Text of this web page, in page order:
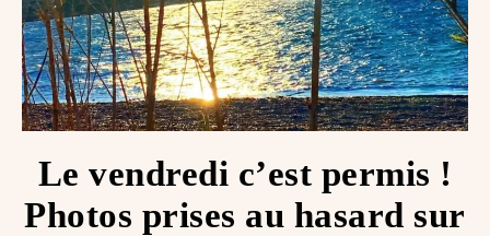
Le vendredi c’est permis !
Photos prises au hasard sur